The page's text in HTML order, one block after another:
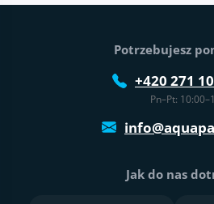
Stopka strony
Potrzebujesz
+420 271
Pn–Pt:
Jak do nas